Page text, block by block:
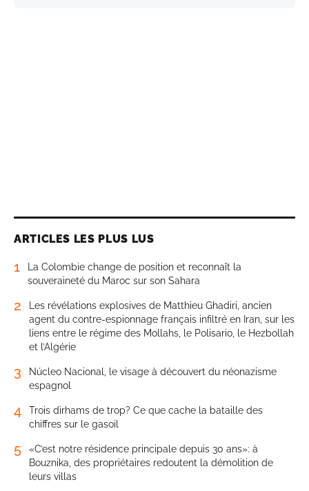
ARTICLES LES PLUS LUS
1
La Colombie change de position et reconnaît la
souveraineté du Maroc sur son Sahara
2
Les révélations explosives de Matthieu Ghadiri, ancien
agent du contre-espionnage français infiltré en Iran, sur les
liens entre le régime des Mollahs, le Polisario, le Hezbollah
et l’Algérie
3
Núcleo Nacional, le visage à découvert du néonazisme
espagnol
4
Trois dirhams de trop? Ce que cache la bataille des
chiffres sur le gasoil
5
«C’est notre résidence principale depuis 30 ans»: à
Bouznika, des propriétaires redoutent la démolition de
leurs villas